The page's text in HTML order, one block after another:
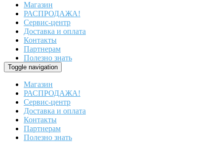
Магазин
РАСПРОДАЖА!
Сервис-центр
Доставка и оплата
Контакты
Партнерам
Полезно знать
Toggle navigation
Магазин
РАСПРОДАЖА!
Сервис-центр
Доставка и оплата
Контакты
Партнерам
Полезно знать